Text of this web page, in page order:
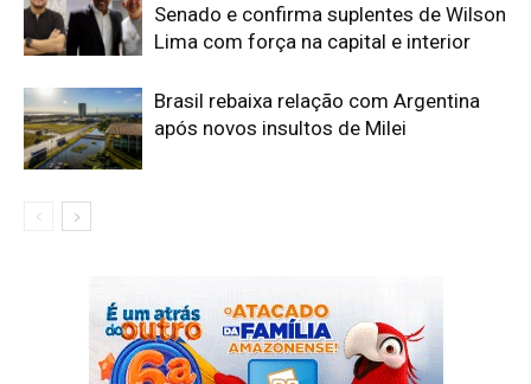
Senado e confirma suplentes de Wilson
Lima com força na capital e interior
Brasil rebaixa relação com Argentina
após novos insultos de Milei